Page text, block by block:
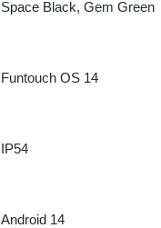
Space Black, Gem Green
Funtouch OS 14
IP54
Android 14